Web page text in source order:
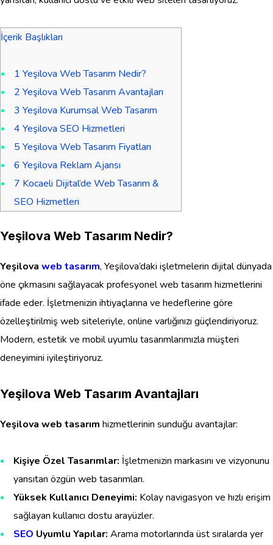
İçerik Başlıkları
1 Yeşilova Web Tasarım Nedir?
2 Yeşilova Web Tasarım Avantajları
3 Yeşilova Kurumsal Web Tasarım
4 Yeşilova SEO Hizmetleri
5 Yeşilova Web Tasarım Fiyatları
6 Yeşilova Reklam Ajansı
7 Kocaeli Dijital’de Web Tasarım &
SEO Hizmetleri
Yeşilova Web Tasarım Nedir?
Yeşilova web tasarım, Yeşilova’daki işletmelerin dijital dünyada
öne çıkmasını sağlayacak profesyonel web tasarım hizmetlerini
ifade eder. İşletmenizin ihtiyaçlarına ve hedeflerine göre
özelleştirilmiş web siteleriyle, online varlığınızı güçlendiriyoruz.
Modern, estetik ve mobil uyumlu tasarımlarımızla müşteri
deneyimini iyileştiriyoruz.
Yeşilova Web Tasarım Avantajları
Yeşilova web tasarım hizmetlerinin sunduğu avantajlar:
Kişiye Özel Tasarımlar: İşletmenizin markasını ve vizyonunu
yansıtan özgün web tasarımları.
Yüksek Kullanıcı Deneyimi: Kolay navigasyon ve hızlı erişim
sağlayan kullanıcı dostu arayüzler.
SEO Uyumlu Yapılar: Arama motorlarında üst sıralarda yer